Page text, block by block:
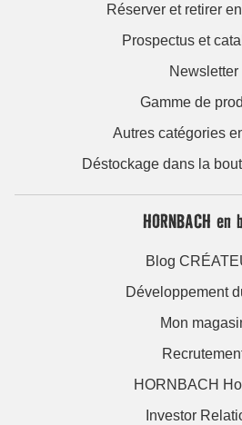
Réserver et retirer
Prospectus et
Newsletter
Gamme de
Autres catégories
Déstockage dans la
HORNBACH en
Blog
Développement
Mon
HORNBACH
Investor